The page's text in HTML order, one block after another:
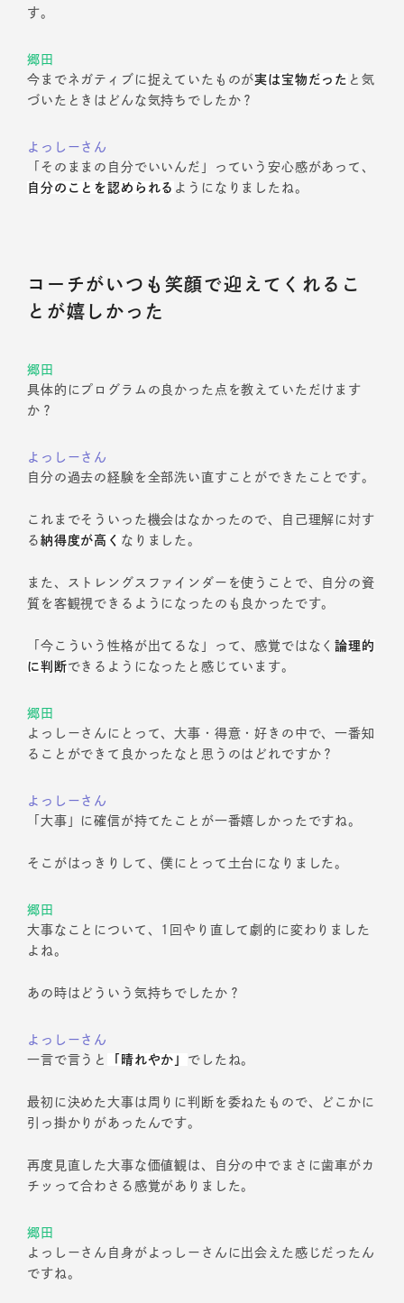
す。
郷田
今までネガティブに捉えていたものが実は宝物だった と気
づいたときはどんな気持ちでしたか？
よっしーさん
「そのままの自分でいいんだ」っていう安心感があって、
自分のことを認められる ようになりましたね。
コーチがいつも笑顔で迎えてくれるこ
とが嬉しかった
郷田
具体的にプログラムの良かった点を教えていただけます
か？
よっしーさん
自分の過去の経験を全部洗い直すことができたことです。
これまでそういった機会はなかったので、自己理解に対す
る 納得度が高く なりました。
また、ストレングスファインダーを使うことで、自分の資
質を客観視できるようになったのも良かったです。
「今こういう性格が出てるな」って、感覚ではなく論理的
に判断できるようになったと感じています。
郷田
よっしーさんにとって、大事・得意・好きの中で、一番知
ることができて良かったなと思うのはどれですか？
よっしーさん
「大事」に確信が持てたことが一番嬉しかったですね。
そこがはっきりして、僕にとって土台になりました。
郷田
大事なことについて、1回やり直して劇的に変わりました
よね。
あの時はどういう気持ちでしたか？
よっしーさん
一言で言うと
「晴れやか」 でしたね。
最初に決めた大事は周りに判断を委ねたもので、どこかに
引っ掛かりがあったんです。
再度見直した大事な価値観は、自分の中でまさに歯車がカ
チッって合わさる感覚がありました。
郷田
よっしーさん自身がよっしーさんに出会えた感じだったん
ですね。